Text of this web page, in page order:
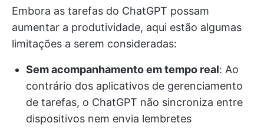
Embora as tarefas do ChatGPT possam
aumentar a produtividade, aqui estão algumas
limitações a serem consideradas:
Sem acompanhamento em tempo real: Ao
contrário dos aplicativos de gerenciamento
de tarefas, o ChatGPT não sincroniza entre
dispositivos nem envia lembretes